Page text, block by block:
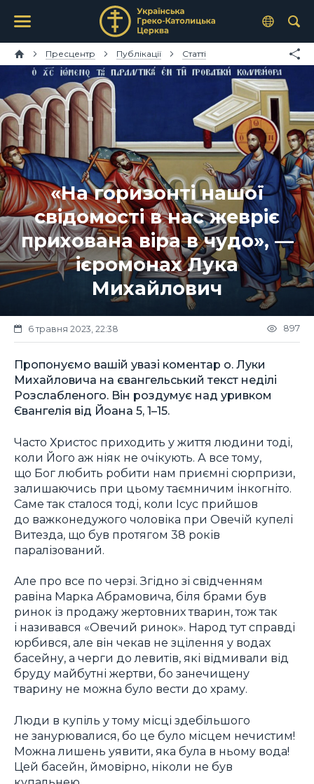
Пресцентр Публікації Статті
«На горизонті нашої
свідомості в нас жевріє
прихована віра в чудо», —
ієромонах Лука
Михайлович
6 травня 2023, 22:38 897
Пропонуємо вашій увазі коментар о. Луки
Михайловича на євангельський текст неділі
Розслабленого. Він роздумує над уривком
Євангелія від Йоана 5, 1–15.
Часто Христос приходить у життя людини тоді,
коли Його аж ніяк не очікують. А все тому,
що Бог любить робити нам приємні сюрпризи,
залишаючись при цьому таємничим інкогніто.
Саме так сталося тоді, коли Ісус прийшов
до важконедужого чоловіка при Овечій купелі
Витезда, що був протягом 38 років
паралізований.
Але про все по черзі. Згідно зі свідченням
равіна Марка Абрамовича, біля брами був
ринок із продажу жертовних тварин, тож так
і називався «Овечий ринок». Народ тут справді
юрбився, але він чекав не зцілення у водах
басейну, а черги до левитів, які відмивали від
бруду майбутні жертви, бо занечищену
тварину не можна було вести до храму.
Люди в купіль у тому місці здебільшого
не занурювалися, бо це було місцем нечистим!
Можна лишень уявити, яка була в ньому вода!
Цей басейн, ймовірно, ніколи не був